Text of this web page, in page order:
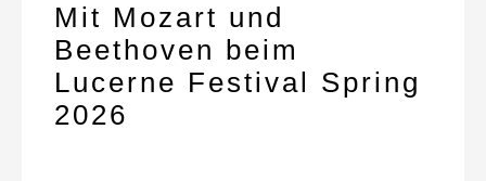
Mit Mozart und
Beethoven beim
Lucerne Festival Spring
2026